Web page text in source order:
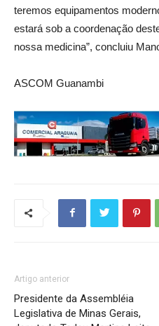
teremos equipamentos
estará sob a coordenação
nossa medicina”, concluiu
ASCOM Guanambi
Artigo anterior
Presidente da Assembléia
Legislativa de Minas Gerais,